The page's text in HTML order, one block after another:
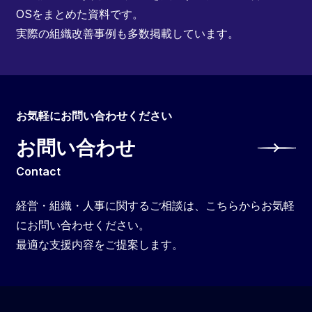
OSをまとめた資料です。
実際の組織改善事例も多数掲載しています。
お気軽にお問い合わせください
お問い合わせ
Contact
経営・組織・人事に関するご相談は、こちらからお気軽
にお問い合わせください。
最適な支援内容をご提案します。